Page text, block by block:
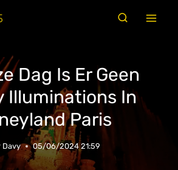
Dag Is Er Geen
Illuminations In
Paris
Davy 05/06/2024 21:59